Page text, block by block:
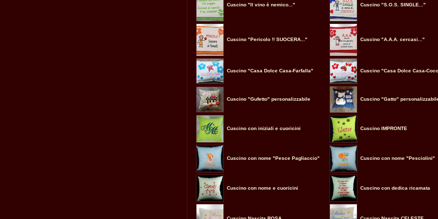
Cuscino "Il vino è nemico..." Cuscino "S.O.S. SINGLE..."
Cuscino "Pericolo !! SUOCERA..." Cuscino "A.A.A. cercasi..."
Cuscino "Casa Dolce Casa-Farfalla" Cuscino "Casa Dolce Casa-
Cuscino "Gufetto" personalizzabile Cuscino "Gatto"
Cuscino con iniziali e cuoricini Cuscino IMPRONTE
Cuscino con nome "Pesce Pagliaccio" Cuscino con nome "Pesciolini"
Cuscino con nome e cuoricini Cuscino con dedica ricamata